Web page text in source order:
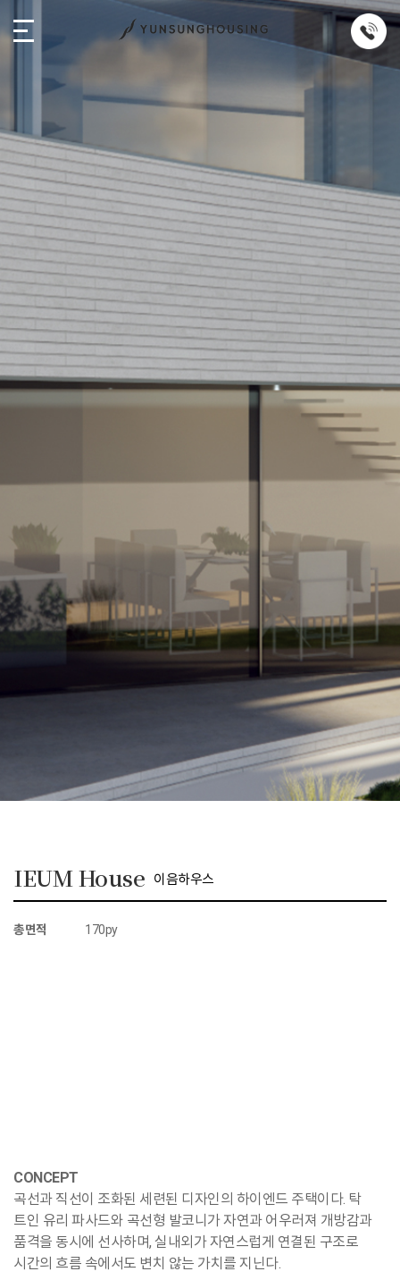
IEUM House 이음하우스
총면적 170py
CONCEPT
곡선과 직선이 조화된 세련된 디자인의 하이엔드 주택이다. 탁
트인 유리 파사드와 곡선형 발코니가 자연과 어우러져 개방감과
품격을 동시에 선사하며, 실내외가 자연스럽게 연결된 구조로
시간의 흐름 속에서도 변치 않는 가치를 지닌다.